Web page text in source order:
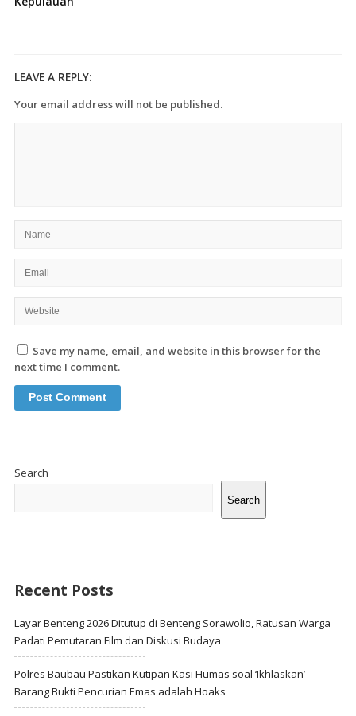
LEAVE A REPLY:
Your email address will not be published.
Save my name, email, and website in this browser for the
next time I comment.
Search
Search
Recent Posts
Layar Benteng 2026 Ditutup di Benteng Sorawolio, Ratusan Warga
Padati Pemutaran Film dan Diskusi Budaya
Polres Baubau Pastikan Kutipan Kasi Humas soal ‘Ikhlaskan’
Barang Bukti Pencurian Emas adalah Hoaks